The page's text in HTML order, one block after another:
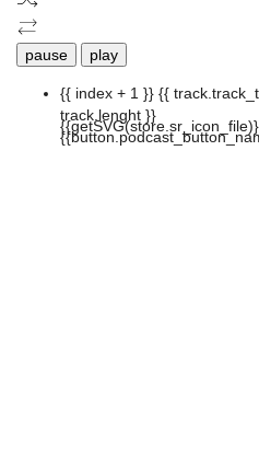
pause play
{{ index + 1 }} {{
track.lenght }}